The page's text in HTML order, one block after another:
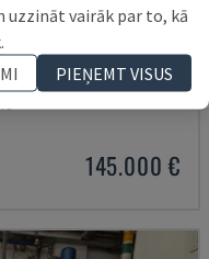
145.000 €
uzzināt vairāk par to, kā
PIEŅEMT VISUS